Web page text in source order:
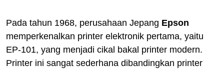
Pada tahun 1968, perusahaan Jepang Epson
memperkenalkan printer elektronik pertama, yaitu
EP-101, yang menjadi cikal bakal printer modern.
Printer ini sangat sederhana dibandingkan printer